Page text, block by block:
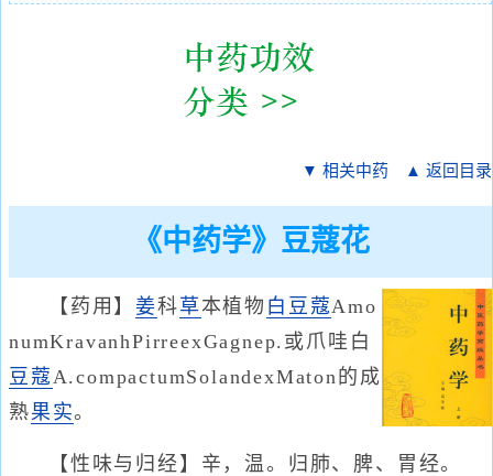
▼ 相关中药 ▲ 返回目录
《中药学》豆蔻花
【药用】姜科草 本植物 白豆蔻Amo
numKravanhPirreexGagnep.或爪哇白
豆蔻A.compactumSolandexMaton的成
熟果实。
【性味与归经】辛，温。归肺、脾、胃经。